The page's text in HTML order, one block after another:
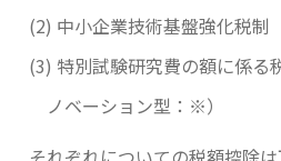
(2) 中小企業技術基盤強化税制
(3) 特別試験研究費の額に係る
ノベーション型：※）